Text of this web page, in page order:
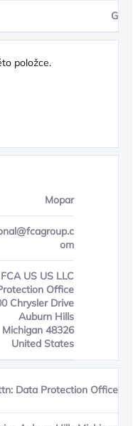
G
položce.
Mopar
om
FCA US US LLC
Office
Chrysler Drive
Auburn Hills
Michigan 48326
United States
Data Protection Office